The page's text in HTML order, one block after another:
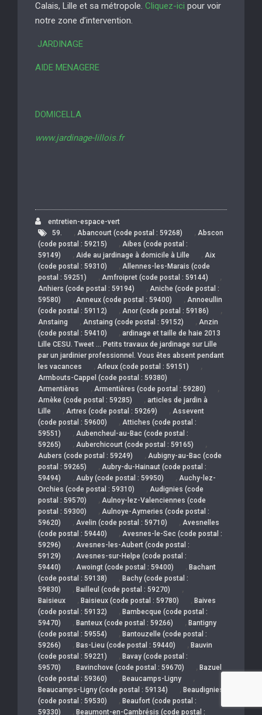
Calais, Lille et sa métropole. Cliquez-ici pour voir
notre zone d’intervention.
JARDINAGE
AIDE MENAGERE
DOMICELLA
www.jardinage-lillois.fr
entretien-espace-vert
59.
, Abancourt (code postal : 59268) , Abscon
(code postal : 59215)
, Aibes (code postal :
59149)
, Aide au jardinage à domicile à Lille , Aix
(code postal : 59310)
, Allennes-les-Marais (code
postal : 59251)
, Amfroipret (code postal : 59144) ,
Anhiers (code postal : 59194) , Aniche (code postal :
59580)
, Anneux (code postal : 59400) , Annoeullin
(code postal : 59112)
, Anor (code postal : 59186) ,
Anstaing , Anstaing (code postal : 59152) , Anzin
(code postal : 59410)
, ardinage et taille de haie 2013
Lille CESU. Tweet … Petits travaux de jardinage sur Lille
par un jardinier professionnel. Vous êtes absent pendant
les vacances
, Arleux (code postal : 59151) ,
Armbouts-Cappel (code postal : 59380) ,
Armentières , Armentières (code postal : 59280) ,
Arnèke (code postal : 59285) , articles de jardin à
Lille
, Artres (code postal : 59269) , Assevent
(code postal : 59600)
, Attiches (code postal :
59551)
, Aubencheul-au-Bac (code postal :
59265)
, Auberchicourt (code postal : 59165) ,
Aubers (code postal : 59249) , Aubigny-au-Bac (code
postal : 59265)
, Aubry-du-Hainaut (code postal :
59494)
, Auby (code postal : 59950) , Auchy-lez-
Orchies (code postal : 59310)
, Audignies (code
postal : 59570)
, Aulnoy-lez-Valenciennes (code
postal : 59300)
, Aulnoye-Aymeries (code postal :
59620)
, Avelin (code postal : 59710) , Avesnelles
(code postal : 59440)
, Avesnes-le-Sec (code postal :
59296)
, Avesnes-les-Aubert (code postal :
59129)
, Avesnes-sur-Helpe (code postal :
59440)
, Awoingt (code postal : 59400) , Bachant
(code postal : 59138)
, Bachy (code postal :
59830)
, Bailleul (code postal : 59270) ,
Baisieux , Baisieux (code postal : 59780) , Baives
(code postal : 59132)
, Bambecque (code postal :
59470)
, Banteux (code postal : 59266) , Bantigny
(code postal : 59554)
, Bantouzelle (code postal :
59266)
, Bas-Lieu (code postal : 59440) , Bauvin
(code postal : 59221)
, Bavay (code postal :
59570)
, Bavinchove (code postal : 59670) , Bazuel
(code postal : 59360)
, Beaucamps-Ligny ,
Beaucamps-Ligny (code postal : 59134) , Beaudignies
(code postal : 59530)
, Beaufort (code postal :
59330)
, Beaumont-en-Cambrésis (code postal :